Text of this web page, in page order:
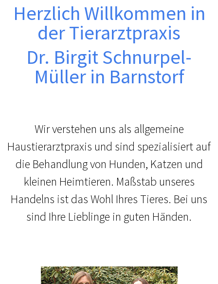
Herzlich Willkommen in
der Tierarztpraxis
Dr. Birgit Schnurpel-
Müller in Barnstorf
Wir verstehen uns als allgemeine
Haustierarztpraxis und sind spezialisiert auf
die Behandlung von Hunden, Katzen und
kleinen Heimtieren. Maßstab unseres
Handelns ist das Wohl Ihres Tieres. Bei uns
sind Ihre Lieblinge in guten Händen.